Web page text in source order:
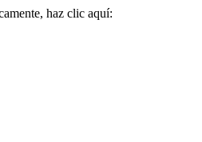
haz clic aquí: